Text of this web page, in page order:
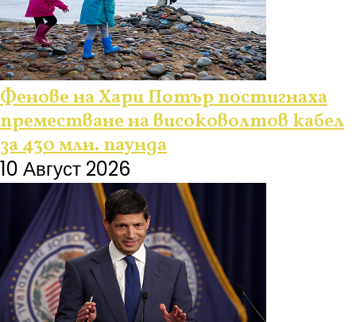
Фенове на Хари Потър постигнаха
преместване на високоволтов кабел
за 430 млн. паунда
10 Август 2026